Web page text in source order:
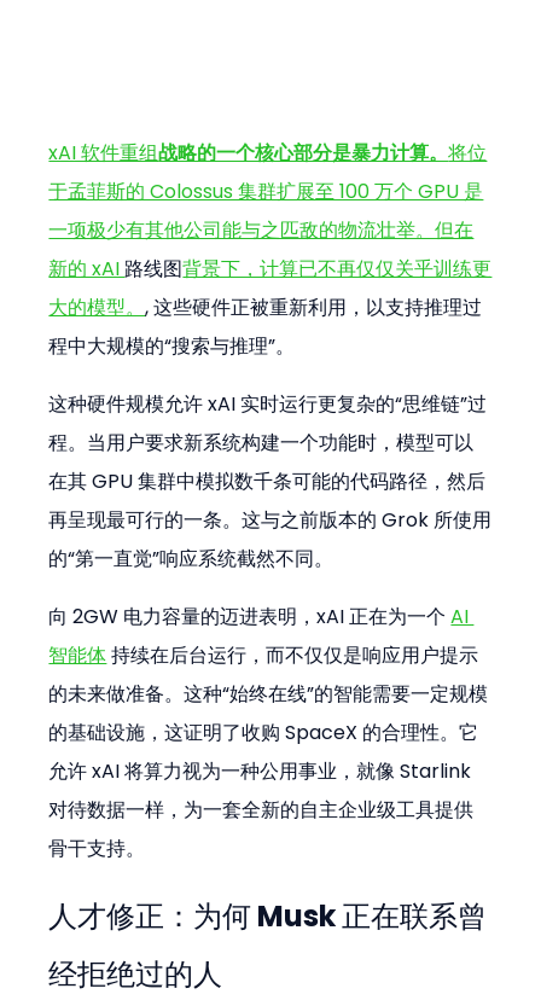
xAI 软件重组战略的一个核心部分是暴力计算。将位
于孟菲斯的 Colossus 集群扩展至 100 万个 GPU 是
一项极少有其他公司能与之匹敌的物流壮举。但在
新的 xAI 路线图背景下，计算已不再仅仅关乎训练更
大的模型。, 这些硬件正被重新利用，以支持推理过
程中大规模的“搜索与推理”。
这种硬件规模允许 xAI 实时运行更复杂的“思维链”过
程。当用户要求新系统构建一个功能时，模型可以
在其 GPU 集群中模拟数千条可能的代码路径，然后
再呈现最可行的一条。这与之前版本的 Grok 所使用
的“第一直觉”响应系统截然不同。
向 2GW 电力容量的迈进表明，xAI 正在为一个 AI
智能体 持续在后台运行，而不仅仅是响应用户提示
的未来做准备。这种“始终在线”的智能需要一定规模
的基础设施，这证明了收购 SpaceX 的合理性。它
允许 xAI 将算力视为一种公用事业，就像 Starlink
对待数据一样，为一套全新的自主企业级工具提供
骨干支持。
人才修正：为何 Musk 正在联系曾
经拒绝过的人